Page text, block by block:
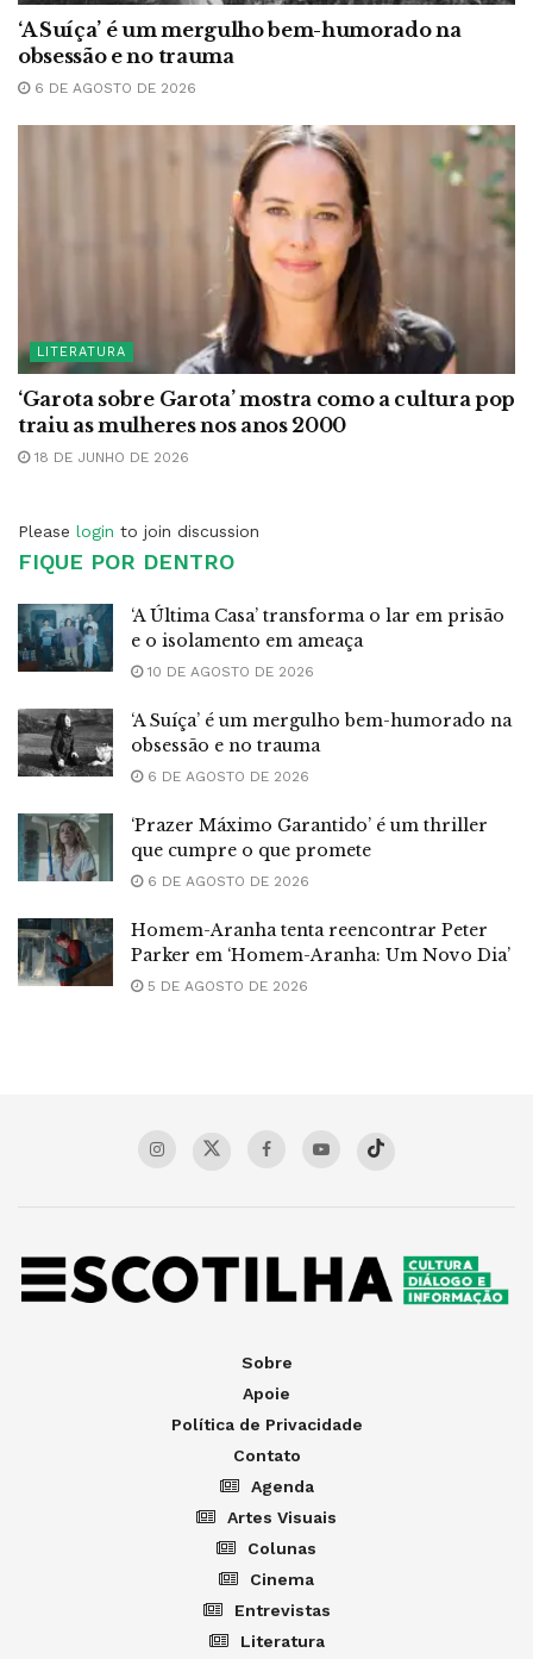
‘A Suíça’ é um mergulho bem-humorado na
obsessão e no trauma
6 DE AGOSTO DE 2026
LITERATURA
‘Garota sobre Garota’ mostra como a cultura pop
traiu as mulheres nos anos 2000
18 DE JUNHO DE 2026
Please login to join discussion
FIQUE POR DENTRO
‘A Última Casa’ transforma o lar em prisão
e o isolamento em ameaça
10 DE AGOSTO DE 2026
‘A Suíça’ é um mergulho bem-humorado na
obsessão e no trauma
6 DE AGOSTO DE 2026
‘Prazer Máximo Garantido’ é um thriller
que cumpre o que promete
6 DE AGOSTO DE 2026
Homem-Aranha tenta reencontrar Peter
Parker em ‘Homem-Aranha: Um Novo Dia’
5 DE AGOSTO DE 2026
Sobre
Apoie
Política de Privacidade
Contato
Agenda
Artes Visuais
Colunas
Cinema
Entrevistas
Literatura